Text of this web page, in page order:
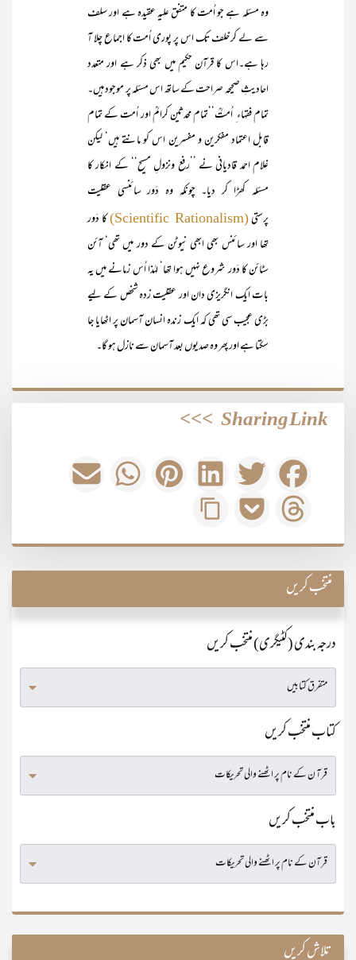
وہ مسئلہ ہے جو اُمت کا متفق علیہ عقیدہ ہے اور سلف
سے لے کر خلف تک اس پر پوری اُمت کا اجماع چلا آ
رہا ہے۔اس کا قرآن حکیم میں بھی ذکر ہے اور متعدد
احادیثِ صحیحہ صراحت کے ساتھ اس مسئلہ پر موجود ہیں۔
تمام فقہاء ِ اُمتؒ‘‘تمام محدثین کرامؒ اور اُمت کے تمام
قابل اعتماد مفکرین و مفسرین اس کو مانتے ہیں‘ لیکن
غلام احمد قادیانی نے ’’رفع ونزولِ مسیح‘‘ کے انکار کا
مسئلہ کھڑا کر دیا۔ چونکہ وہ دَور سائنسی عقلیت
پرستی(Scientific Rationalism)
کا دَور
تھا اور سائنس بھی ابھی نیوٹن کے دور میں تھی‘ آئن
سٹائن کا دَور شروع نہیں ہوا تھا‘ لہٰذا اُس زمانے میں یہ
بات ایک انگریزی دان اور عقلیت زدہ شخص کے لیے
بڑی عجیب سی تھی کہ ایک زندہ انسان آسمان پر اٹھایا جا
سکتا ہے اور پھر وہ صدیوں بعد آسمان سے نازل ہو گا۔
Sharing Link
>>>
منتخب کریں
درجہ بندی (کٹیگری) منتخب کریں
کتاب منتخب کریں
باب منتخب کریں
تلاش کریں